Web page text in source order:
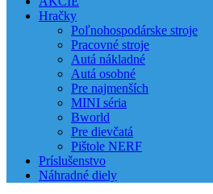
Hračky
Poľnohospodárske stroje
Pracovné stroje
Autá nákladné
Autá osobné
Pre najmenších
MINI séria
Bworld
Pre dievčatá
Pištole NERF
Príslušenstvo
Náhradné diely